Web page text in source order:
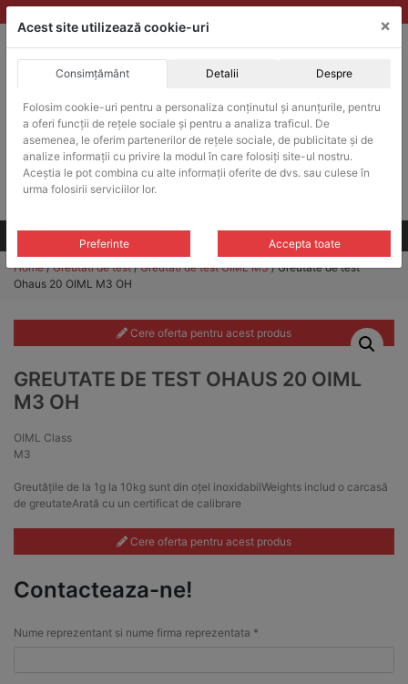
Skip
to
ACHIZITII PUBLICE
Produsele pot fi achizitionate si in sistemul SEAP / SICAP
Products
search
CAUTARE
Toate produsele
Home/Greutati de test/Greutati de test OIML M3/ Greutate de test
Ohaus 20 OIML M3 OH
Cere oferta pentru acest produs
GREUTATE DE TEST OHAUS 20 OIML
M3 OH
OIML Class
M3
Greutățile de la 1g la 10kg sunt din oțel inoxidabilWeights includ o carcasă
de greutateArată cu un certificat de calibrare
Cere oferta pentru acest produs
Contacteaza-ne!
Nume reprezentant si nume firma reprezentata *
Acest site utilizează cookie-uri ×
Consimțământ Detalii Despre
Folosim cookie-uri pentru a personaliza conținutul și anunțurile, pentru
a oferi funcții de rețele sociale și pentru a analiza traficul. De
asemenea, le oferim partenerilor de rețele sociale, de publicitate și de
analize informații cu privire la modul în care folosiți site-ul nostru.
Aceștia le pot combina cu alte informații oferite de dvs. sau culese în
urma folosirii serviciilor lor.
Preferinte Accepta toate